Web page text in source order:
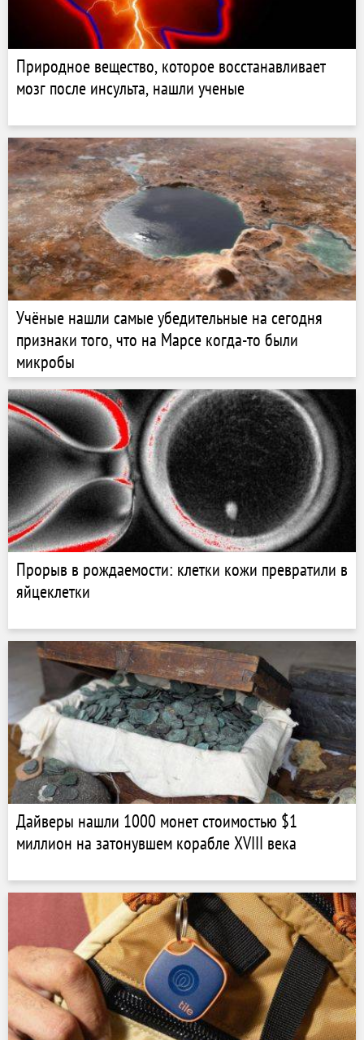
Природное вещество, которое восстанавливает
мозг после инсульта, нашли ученые
Учёные нашли самые убедительные на сегодня
признаки того, что на Марсе когда-то были
микробы
Прорыв в рождаемости: клетки кожи превратили в
яйцеклетки
Дайверы нашли 1000 монет стоимостью $1
миллион на затонувшем корабле XVIII века